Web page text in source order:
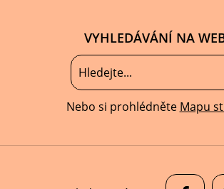
VYHLEDÁVÁNÍ NA
Nebo si prohlédněte Mapu